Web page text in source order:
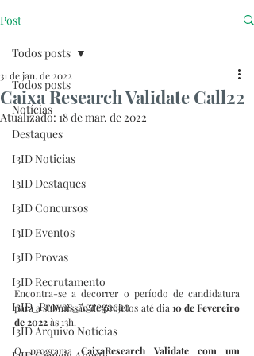
Post
Todos posts
Notícias
Destaques
I3ID Noticias
I3ID Destaques
I3ID Concursos
I3ID Eventos
I3ID Provas
I3ID Recrutamento
I3ID_Provas_Agregacao
I3ID Arquivo Notícias
Todos posts
Caixa Research Validate Call22
31 de jan. de 2022
Atualizado: 18 de mar. de 2022
Encontra-se a decorrer o período de candidatura
para a submissão de projetos até dia 10 de Fevereiro
de 2022 às 13h.
O programa CaixaResearch Validate com um